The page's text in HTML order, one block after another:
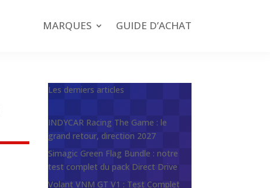
MARQUES GUIDE D’ACHAT
Les derniers articles
INDYCAR Racing The Game : le
grand retour, direction 2027
Simagic Green Flag Bundle : notre
test complet du pack Direct Drive
Volant VNM GT V1 : Test Complet